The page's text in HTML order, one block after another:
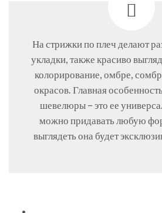
На стрижки по плеч делают
укладки, также красиво
колорирование, омбре,
окрасов. Главная
шевелюры – это ее
можно придавать любую
выглядеть она будет